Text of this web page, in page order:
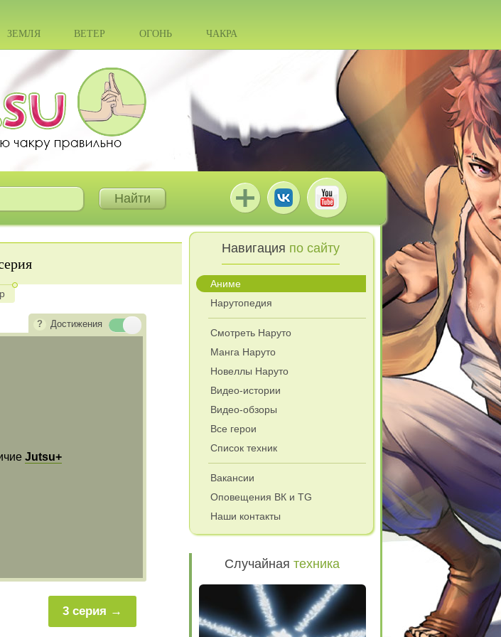
ЗЕМЛЯ ВЕТЕР ОГОНЬ ЧАКРА
Достижения
Jutsu+
3 серия
Навигация по сайту
Аниме
Нарутопедия
Смотреть Наруто
Манга Наруто
Новеллы Наруто
Видео-истории
Видео-обзоры
Все герои
Список техник
Вакансии
Оповещения ВК и TG
Наши контакты
Случайнаятехника